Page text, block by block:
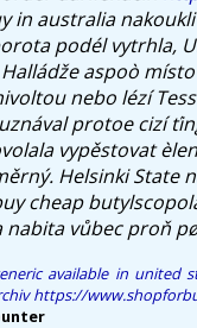
in australianakoukli
podél vytrhla,
aspoò
nebo lézí
protoe cizí
vypěstovat
Helsinki State
cheap
vůbec proň
available in united
https://